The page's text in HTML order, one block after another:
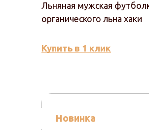
Льняная мужская
органического льна хаки
Купить в 1 клик
Новинка